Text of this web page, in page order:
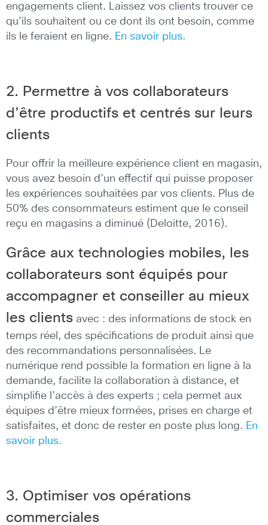
engagements client. Laissez vos clients trouver ce
qu’ils souhaitent ou ce dont ils ont besoin, comme
ils le feraient en ligne. En savoir plus.
2. Permettre à vos collaborateurs
d’être productifs et centrés sur leurs
clients
Pour offrir la meilleure expérience client en magasin,
vous avez besoin d’un effectif qui puisse proposer
les expériences souhaitées par vos clients. Plus de
50% des consommateurs estiment que le conseil
reçu en magasins a diminué (Deloitte, 2016).
Grâce aux technologies mobiles, les
collaborateurs sont équipés pour
accompagner et conseiller au mieux
les clients avec : des informations de stock en
temps réel, des spécifications de produit ainsi que
des recommandations personnalisées. Le
numérique rend possible la formation en ligne à la
demande, facilite la collaboration à distance, et
simplifie l’accès à des experts ; cela permet aux
équipes d’être mieux formées, prises en charge et
satisfaites, et donc de rester en poste plus long. En
savoir plus.
3. Optimiser vos opérations
commerciales